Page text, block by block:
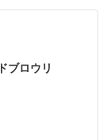
ブロウリ